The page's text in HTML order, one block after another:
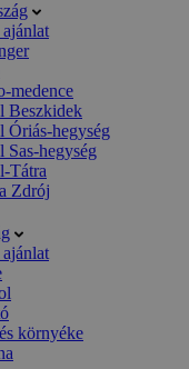
medence
Beszkidek
Óriás-hegység
Sas-hegység
Tátra
Zdrój
környéke